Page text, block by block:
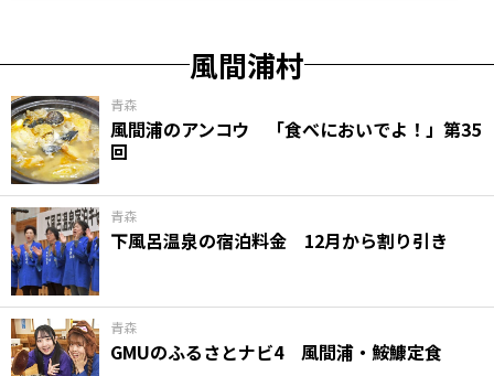
風間浦村
青森
風間浦のアンコウ 「食べにおいでよ！」第35
回
青森
下風呂温泉の宿泊料金 12月から割り引き
青森
GMUのふるさとナビ4 風間浦・鮟鱇定食